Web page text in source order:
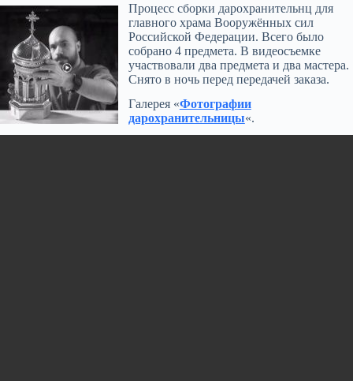
Процесс сборки дарохранительнц для
главного храма Вооружённых сил
Российской Федерации. Всего было
собрано 4 предмета. В видеосъемке
участвовали два предмета и два мастера.
Снято в ночь перед передачей заказа.
Галерея «Фотографии
дарохранительницы«.